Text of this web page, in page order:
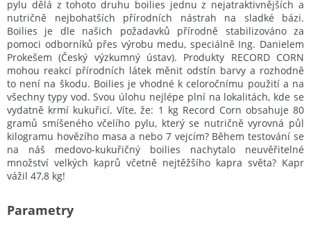
pylu dělá z tohoto druhu boilies jednu z nejatraktivnějších a
nutričně nejbohatších přírodních nástrah na sladké bázi.
Boilies je dle našich požadavků přírodně stabilizováno za
pomoci odborníků přes výrobu medu, speciálně Ing. Danielem
Prokešem (Český výzkumný ústav). Produkty RECORD CORN
mohou reakcí přírodních látek měnit odstín barvy a rozhodně
to není na škodu. Boilies je vhodné k celoročnímu použití a na
všechny typy vod. Svou úlohu nejlépe plní na lokalitách, kde se
vydatně krmí kukuřicí. Víte, že: 1 kg Record Corn obsahuje 80
gramů smíšeného včelího pylu, který se nutričně vyrovná půl
kilogramu hovězího masa a nebo 7 vejcím? Během testování se
na náš medovo-kukuřičný boilies nachytalo neuvěřitelné
množství velkých kaprů včetně nejtěžšího kapra světa? Kapr
vážil 47,8 kg!
Parametry